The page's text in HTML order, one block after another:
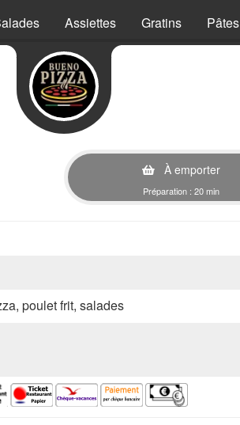
Assiettes Gratins Pâtes
À emporter
Préparation : 20 min
poulet frit, salades